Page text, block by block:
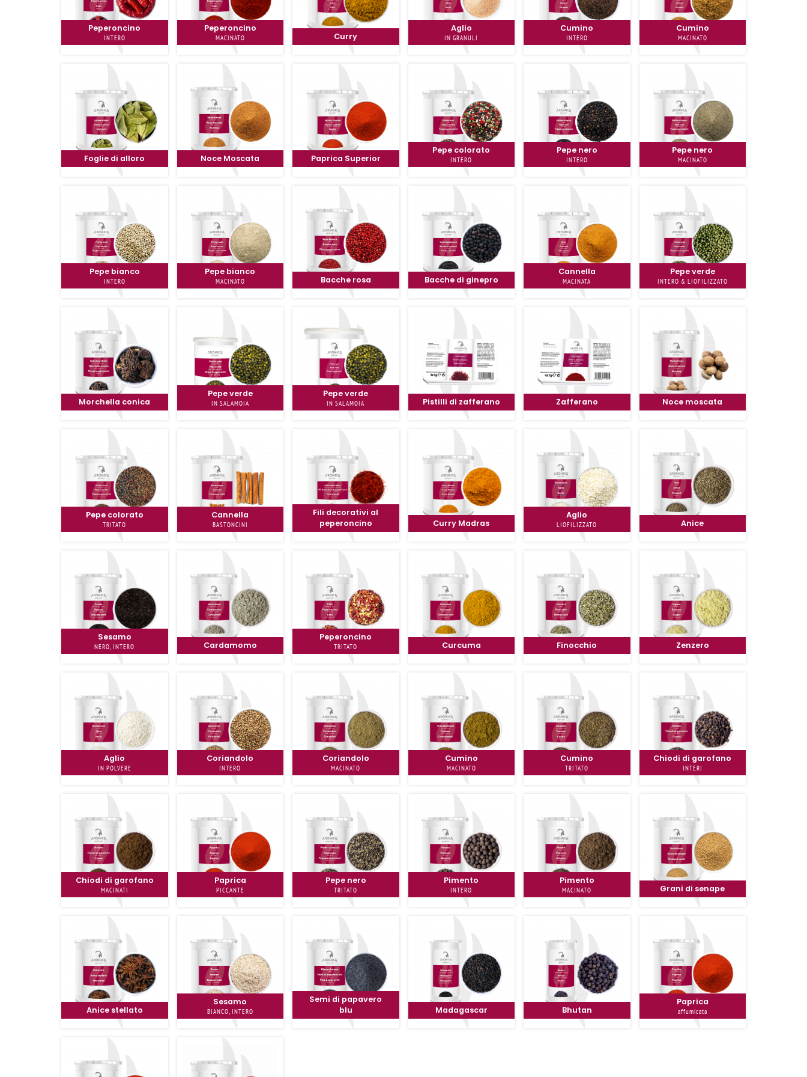
Peperoncino
INTERO
Peperoncino
MACINATO Curry
Aglio
IN GRANULI
Cumino
INTERO
Cumino
MACINATO
Foglie di alloro Noce Moscata Paprica Superior
Pepe colorato
INTERO
Pepe nero
INTERO
Pepe nero
MACINATO
Pepe bianco
INTERO
Pepe bianco
MACINATO Bacche rosa Bacche di ginepro
Cannella
MACINATA
Pepe verde
INTERO & LIOFILIZZATO
Morchella conica
Pepe verde
IN SALAMOIA
Pepe verde
IN SALAMOIA Pistilli di zafferano Zafferano Noce moscata
Pepe colorato
TRITATO
Cannella
BASTONCINI
Fili decorativi al
peperoncino
Curry Madras
Aglio
LIOFILIZZATO Anice
Sesamo
NERO, INTERO Cardamomo
Peperoncino
TRITATO Curcuma Finocchio Zenzero
Aglio
IN POLVERE
Coriandolo
INTERO
Coriandolo
MACINATO
Cumino
MACINATO
Cumino
TRITATO
Chiodi di garofano
INTERI
Chiodi di garofano
MACINATI
Paprica
PICCANTE
Pepe nero
TRITATO
Pimento
INTERO
Pimento
MACINATO Grani di senape
Anice stellato
Sesamo
BIANCO, INTERO
Semi di papavero
blu
Madagascar Bhutan
Paprica
affumicata